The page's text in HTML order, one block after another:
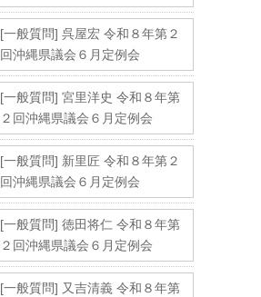
[一般質問] 呉屋宏 令和８年第２
回沖縄県議会６月定例会
[一般質問] 宮里洋史 令和８年第
２回沖縄県議会６月定例会
[一般質問] 新里匠 令和８年第２
回沖縄県議会６月定例会
[一般質問] 徳田将仁 令和８年第
２回沖縄県議会６月定例会
[一般質問] 又吉清義 令和８年第